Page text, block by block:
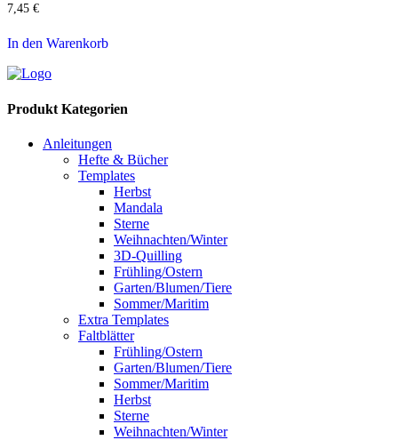
7,45 €
In den Warenkorb
Produkt Kategorien
Anleitungen
Hefte & Bücher
Templates
Herbst
Mandala
Sterne
Weihnachten/Winter
3D-Quilling
Frühling/Ostern
Garten/Blumen/Tiere
Sommer/Maritim
Extra Templates
Faltblätter
Frühling/Ostern
Garten/Blumen/Tiere
Sommer/Maritim
Herbst
Sterne
Weihnachten/Winter